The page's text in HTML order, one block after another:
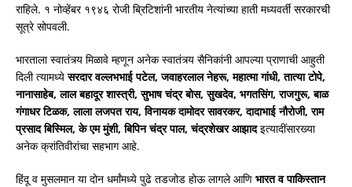
राहिले. १ नोव्हेंबर १९४६ रोजी ब्रिटिशांनी भारतीय नेत्यांच्या हाती मध्यवर्ती सरकारची
सूत्रे सोपवली.
भारताला स्वातंत्र्य मिळावे म्हणून अनेक स्वातंत्र्य सैनिकांनी आपल्या प्राणाची आहुती
दिली त्यामध्येसरदारवल्लभभाई पटेल, जवाहरलाल नेहरू, महात्मा गांधी, तात्या टोपे,
नानासाहेब, लाल बहादूर शास्त्री, सुभाष चंद्र बोस, सुखदेव, भगतसिंग, राजगुरू, बाळ
गंगाधर टिळक, लाला लजपत राय, विनायक दामोदर सावरकर, दादाभाई नौरोजी, राम
प्रसाद बिस्मिल, के एम मुंशी, बिपिन चंद्र पाल, चंद्रशेखर आझादइत्यादींसारख्या
अनेक क्रांतिवीरांचा सहभाग आहे.
हिंदू व मुसलमान या दोन धर्मांमध्ये पुढे तडजोड होऊ लागले आणि भारतव पाकिस्तान